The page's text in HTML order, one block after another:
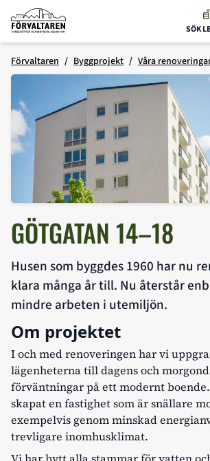
Hoppa till innehåll
Förvaltaren
SÖK
Förvaltaren Byggprojekt Våra
GÖTGATAN 14–18
Husen som byggdes 1960 har nu
klara många år till. Nu återstår
mindre arbeten i utemiljön.
Om projektet
I och med renoveringen har vi
lägenheterna till dagens och
förväntningar på ett modernt
skapat en fastighet som är snällare
exempelvis genom minskad
trevligare inomhusklimat.
Vi har bytt alla stammar för vatten